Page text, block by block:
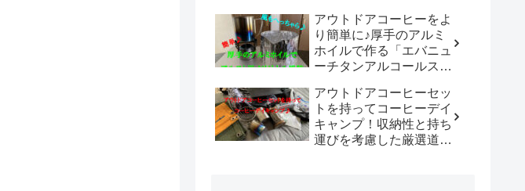
アウトドアコーヒーをよ
り簡単に♪厚手のアルミ
ホイルで作る「エバニュ
ーチタンアルコールスト
手は既製品以上？？
アウトドアコーヒーセッ
トを持ってコーヒーデイ
キャンプ！収納性と持ち
運びを考慮した厳選道具